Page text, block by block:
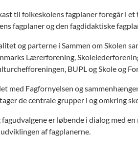
til folkeskolens fagplaner foregår i
fagplaner og den fagdidaktiske
og parterne i Sammen om Skolen
Lærerforening,
BUPL og Skole og
med Fagfornyelsen og
de centrale grupper i og omkring
er løbende i dialog med
af fagplanerne.